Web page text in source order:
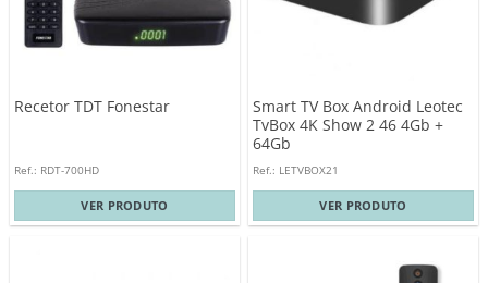
Recetor TDT Fonestar
Ref.: RDT-700HD
VER PRODUTO
Smart TV Box Android Leotec
TvBox 4K Show 2 46 4Gb +
64Gb
Ref.: LETVBOX21
VER PRODUTO